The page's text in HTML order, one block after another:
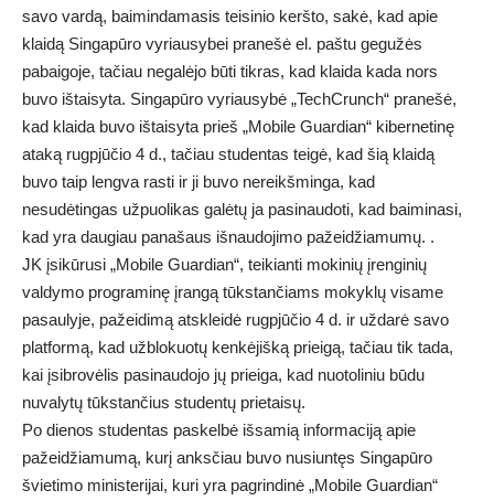
savo vardą, baimindamasis teisinio keršto, sakė, kad apie
klaidą Singapūro vyriausybei pranešė el. paštu gegužės
pabaigoje, tačiau negalėjo būti tikras, kad klaida kada nors
buvo ištaisyta. Singapūro vyriausybė „TechCrunch“ pranešė,
kad klaida buvo ištaisyta prieš „Mobile Guardian“ kibernetinę
ataką rugpjūčio 4 d., tačiau studentas teigė, kad šią klaidą
buvo taip lengva rasti ir ji buvo nereikšminga, kad
nesudėtingas užpuolikas galėtų ja pasinaudoti, kad baiminasi,
kad yra daugiau panašaus išnaudojimo pažeidžiamumų. .
JK įsikūrusi „Mobile Guardian“, teikianti mokinių įrenginių
valdymo programinę įrangą tūkstančiams mokyklų visame
pasaulyje, pažeidimą atskleidė rugpjūčio 4 d. ir uždarė savo
platformą, kad užblokuotų kenkėjišką prieigą, tačiau tik tada,
kai įsibrovėlis pasinaudojo jų prieiga, kad nuotoliniu būdu
nuvalytų tūkstančius studentų prietaisų.
Po dienos studentas paskelbė išsamią informaciją apie
pažeidžiamumą, kurį anksčiau buvo nusiuntęs Singapūro
švietimo ministerijai, kuri yra pagrindinė „Mobile Guardian“